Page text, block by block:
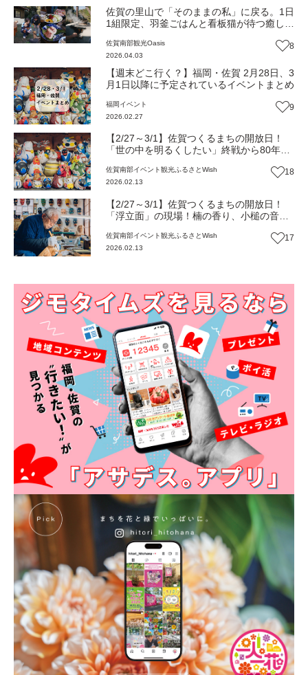
佐賀の里山で「そのままの私」に戻る。1日
1組限定、羽釜ごはんと看板猫が待つ癒しの
市）【Oasis~心の休息地をめぐる旅~】
佐賀南部観光Oasis
2026.04.03
8
【週末どこ行く？】福岡・佐賀 2月28日、3
月1日以降に予定されているイベントまとめ
福岡 イベント
2026.02.27
9
【2/27～3/1】佐賀つくるまちの開放日！
「世の中を明るくしたい」終戦から80年、
会う郷土玩具の未来（佐賀・鹿島市）【ま
ち歩き】
佐賀南部イベント観光 ふるさとWish
2026.02.13
18
【2/27～3/1】佐賀つくるまちの開放日！
「浮立面」の現場！楠の香り、小槌の音、
鹿島市）【まち歩き】
佐賀南部イベント観光 ふるさとWish
2026.02.13
17